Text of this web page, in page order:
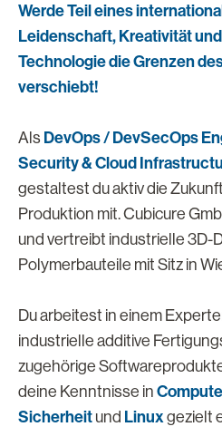
Werde Teil eines
Leidenschaft, Kreativität
Technologie die Grenzen
verschiebt!
Als DevOps / DevSecOps
Security & Cloud
gestaltest du aktiv die
Produktion mit. Cubicure
und vertreibt industrielle 3D-
Polymerbauteile mit Sitz in
Du arbeitest in einem
industrielle additive
zugehörige
deine Kenntnisse in
Sicherheit und Linuxgezielt